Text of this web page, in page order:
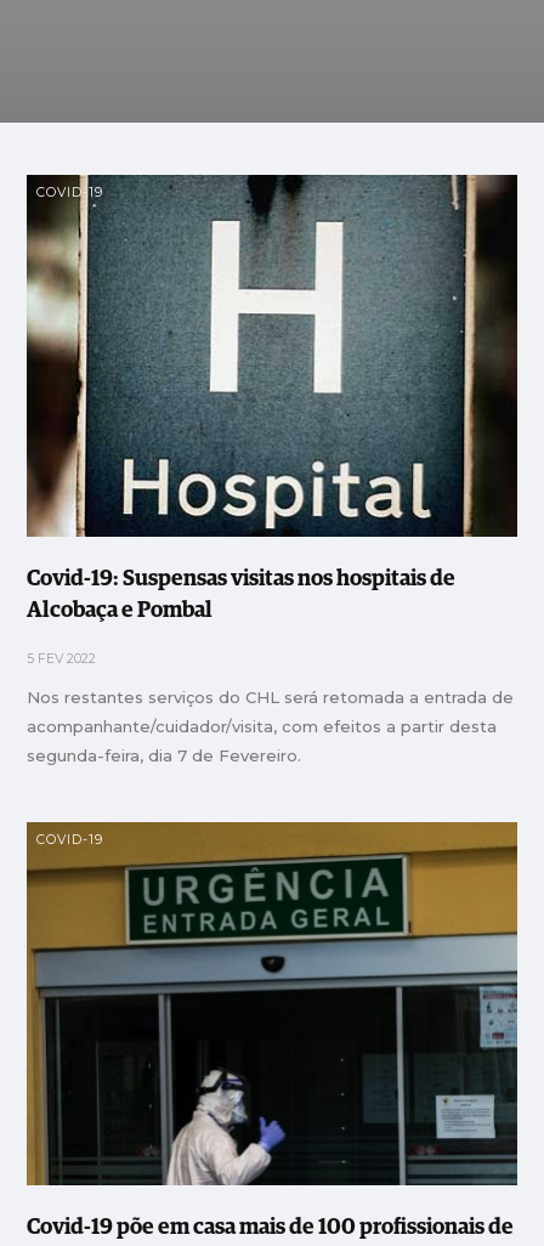
COVID-19
Covid-19: Suspensas visitas nos hospitais de
Alcobaça e Pombal
5 FEV 2022
Nos restantes serviços do CHL será retomada a entrada de
acompanhante/cuidador/visita, com efeitos a partir desta
segunda-feira, dia 7 de Fevereiro.
COVID-19
Covid-19 põe em casa mais de 100 profissionais de